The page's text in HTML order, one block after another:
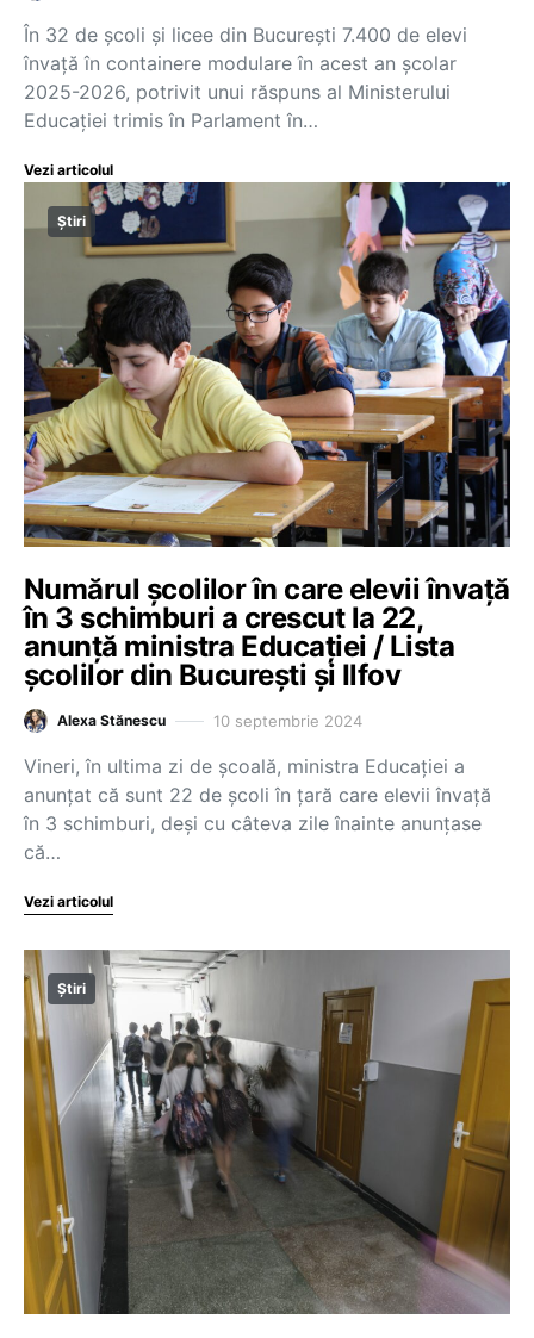
În 32 de școli și licee din București 7.400 de elevi
învață în containere modulare în acest an școlar
2025-2026, potrivit unui răspuns al Ministerului
Educației trimis în Parlament în…
Vezi articolul
Știri
Numărul școlilor în care elevii învață
în 3 schimburi a crescut la 22,
anunță ministra Educației / Lista
școlilor din București și Ilfov
Alexa Stănescu 10 septembrie 2024
Vineri, în ultima zi de școală, ministra Educației a
anunțat că sunt 22 de școli în țară care elevii învață
în 3 schimburi, deși cu câteva zile înainte anunțase
că…
Vezi articolul
Știri